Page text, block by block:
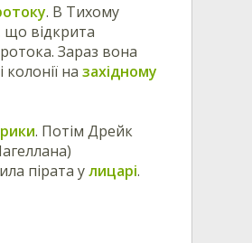
. В Тихому
що відкрита
Зараз вона
на західному
. Потім Дрейк
пірата улицарі.